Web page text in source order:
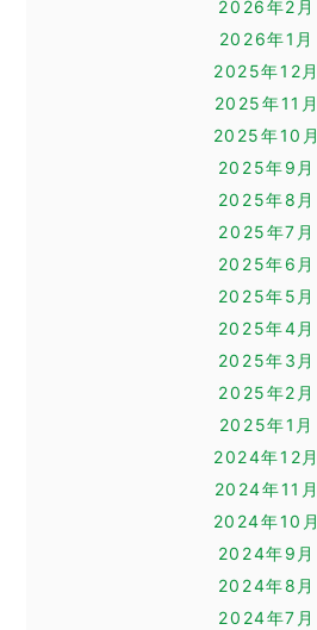
2026年2月
2026年1月
2025年12月
2025年11月
2025年10月
2025年9月
2025年8月
2025年7月
2025年6月
2025年5月
2025年4月
2025年3月
2025年2月
2025年1月
2024年12月
2024年11月
2024年10月
2024年9月
2024年8月
2024年7月